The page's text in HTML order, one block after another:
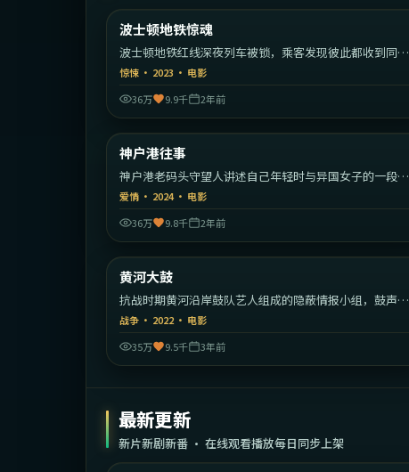
热门
波士顿地铁惊魂
波士顿地铁红线深夜列车被锁，乘客发现彼此都收到同一
封匿名信。
惊悚· 2023 · 电影
36万
9.9千 2年前
热门
1:56:16
神户港往事
神户港老码头守望人讲述自己年轻时与异国女子的一段往
事。
爱情· 2024· 电影
36万
9.8千 2年前
热门
1:40:01
黄河大鼓
抗战时期黄河沿岸鼓队艺人组成的隐蔽情报小组，鼓声里
藏着一支军队的密码。
战争· 2022· 电影
35万
9.5千 3年前
最新更新
新片新剧新番 · 在线观看播放每日同步上架